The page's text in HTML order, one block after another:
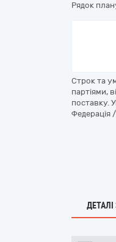
Рядок
Строк та
партіями,
поставку.
Федерація
ДЕТАЛІ